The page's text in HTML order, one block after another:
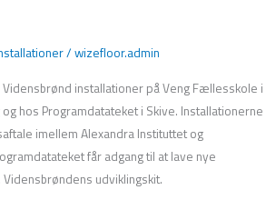
/ wizefloor.admin
installationer på Veng Fællesskole i
hos Programdatateket i Skive. Installationerne
imellem Alexandra Instituttet og
får adgang til at lave nye
udviklingskit.